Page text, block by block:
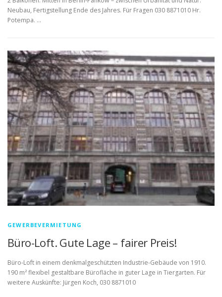
Neubau, Fertigstellung Ende des Jahres. Für Fragen 030 8871010 Hr.
Potempa. …
GEWERBEVERMIETUNG
Büro-Loft. Gute Lage – fairer Preis!
Büro-Loft in einem denkmalgeschützten Industrie-Gebäude von 1910.
190 m² flexibel gestaltbare Bürofläche in guter Lage in Tiergarten. Für
weitere Auskünfte: Jürgen Koch, 030 8871010